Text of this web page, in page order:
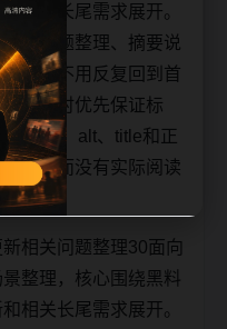
相关长尾需求展开。
关问题整理、摘要说
用户不用反复回到首
更新时优先保证标
题图、alt、title和正
词语而没有实际阅读
相关问题整理30面向
整理，核心围绕黑料
相关长尾需求展开。